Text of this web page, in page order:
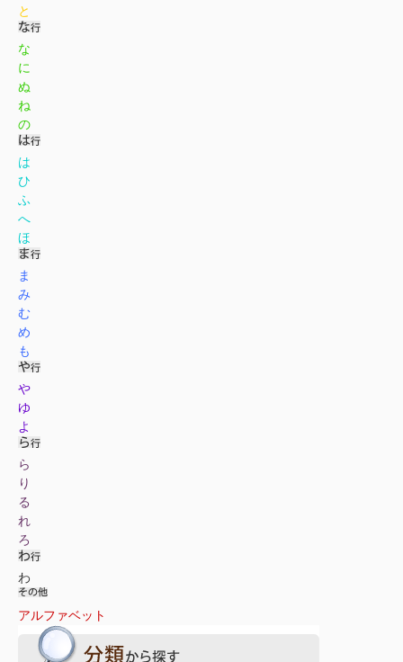
と
な
に
ぬ
ね
の
は
ひ
ふ
へ
ほ
ま
み
む
め
も
や
ゆ
よ
ら
り
る
れ
ろ
わ
アルファベット